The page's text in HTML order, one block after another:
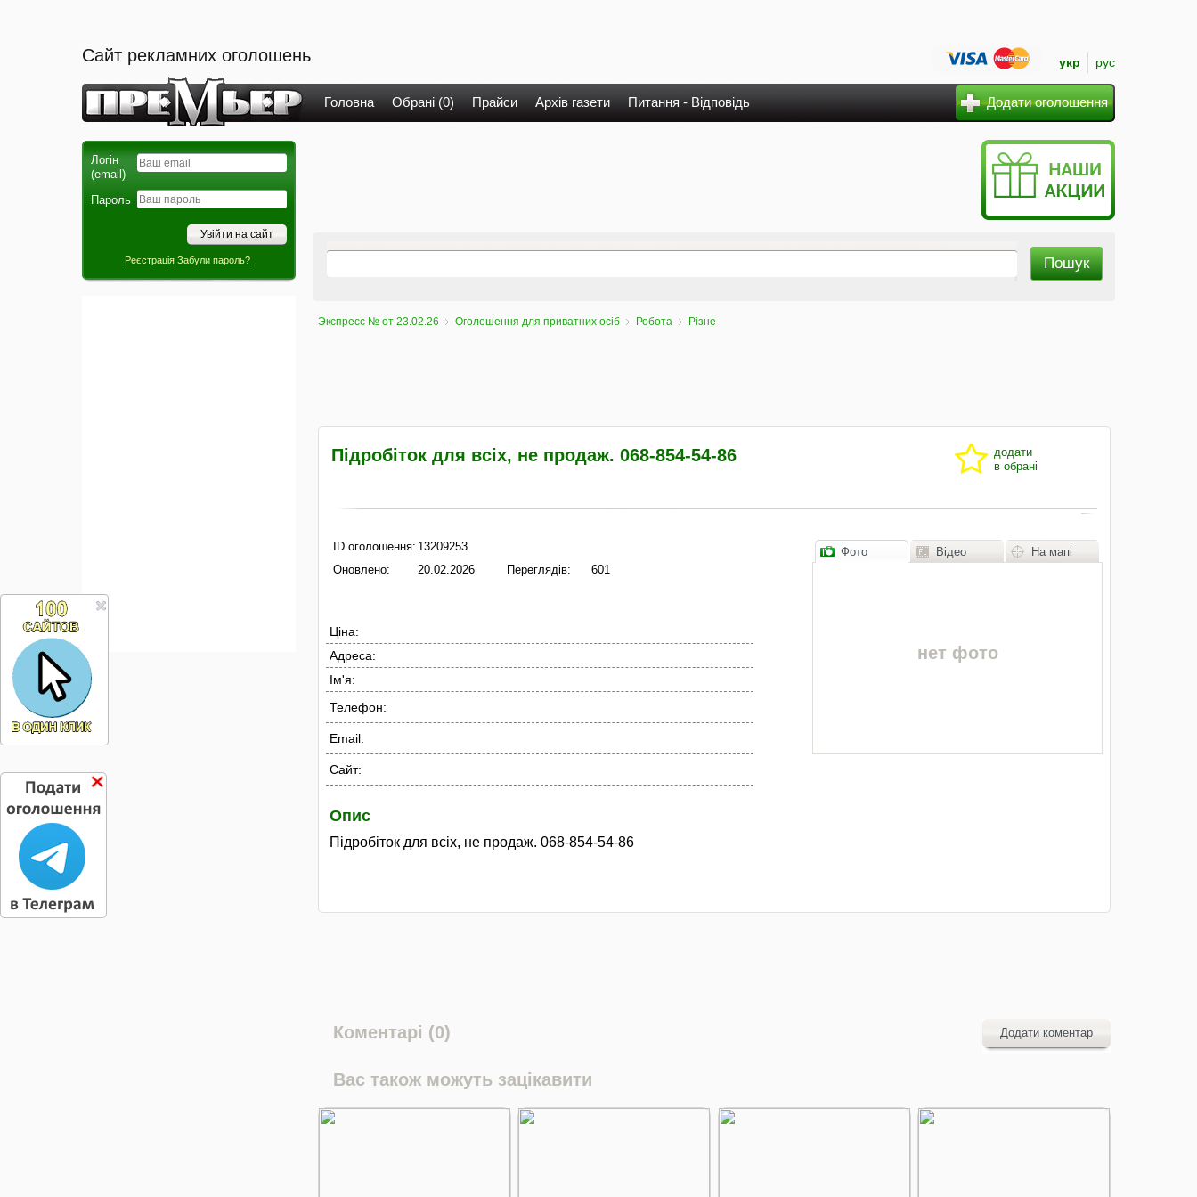
Сайт рекламних оголошень укр рус
Головна Обрані (0) Прайси Архів газети Питання - Відповідь Додати оголошення
Логін
(email)
Пароль
Реєстрація Забули пароль?
Экспресс № от 23.02.26 Оголошення для приватних осіб Робота Різне
Підробіток для всіх, не продаж. 068-854-54-86
додати
в обрані
ID оголошення: 13209253
Оновлено:
20.02.2026 Переглядів: 601
Ціна:
Адреса:
Ім'я:
Телефон:
Email:
Сайт:
Опис
Підробіток для всіх, не продаж. 068-854-54-86
Фото Відео На мапі
нет фото
Коментарі (0) Додати коментар
Вас також можуть зацікавити